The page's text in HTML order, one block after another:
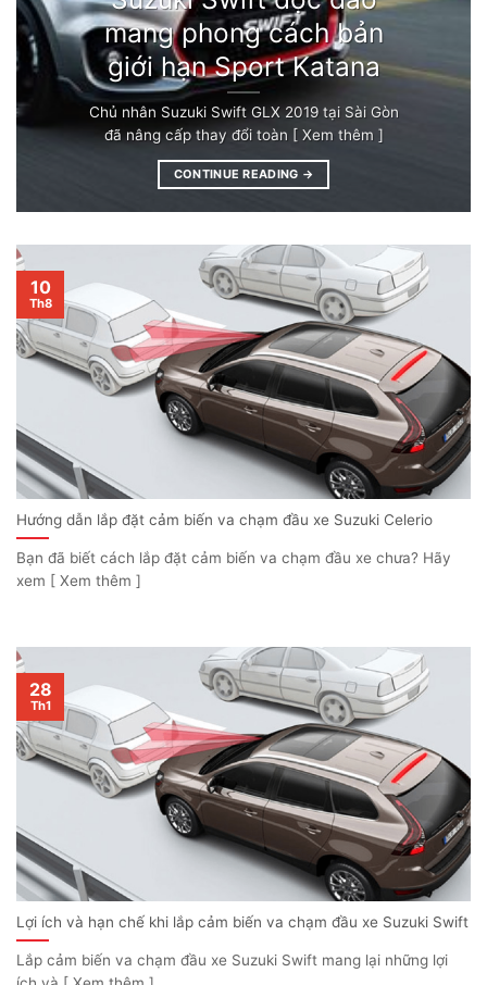
mang phong cách bản
giới hạn Sport Katana
Chủ nhân Suzuki Swift GLX 2019 tại Sài Gòn
đã nâng cấp thay đổi toàn [ Xem thêm ]
CONTINUE READING →
Hướng dẫn lắp đặt cảm biến va chạm đầu xe Suzuki Celerio
Bạn đã biết cách lắp đặt cảm biến va chạm đầu xe chưa? Hãy
xem [ Xem thêm ]
10
Th8
Lợi ích và hạn chế khi lắp cảm biến va chạm đầu xe Suzuki Swift
Lắp cảm biến va chạm đầu xe Suzuki Swift mang lại những lợi
28
Th1